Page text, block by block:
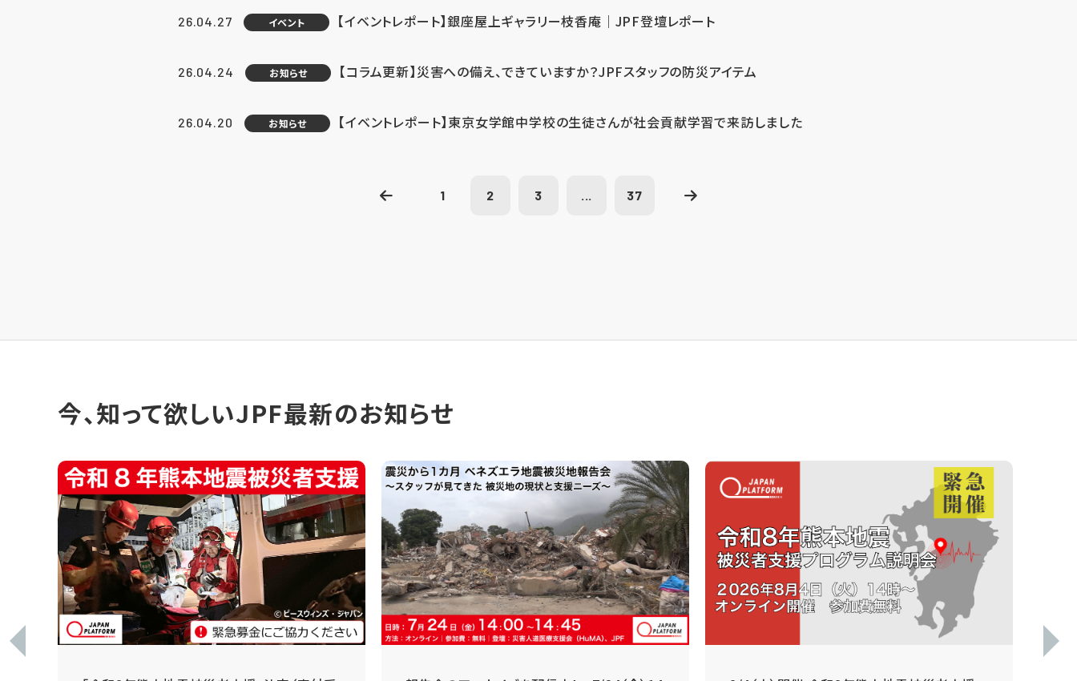
26.04.27 イベント 【イベントレポート】銀座屋上ギャラリー枝香庵｜JPF登壇レポート
26.04.24 お知らせ 【コラム更新】災害への備え、できていますか？JPFスタッフの防災アイテム
26.04.20 お知らせ 【イベントレポート】東京女学館中学校の生徒さんが社会貢献学習で来訪しました
1 2 3 ... 37
今、知って欲しいJPF最新のお知らせ